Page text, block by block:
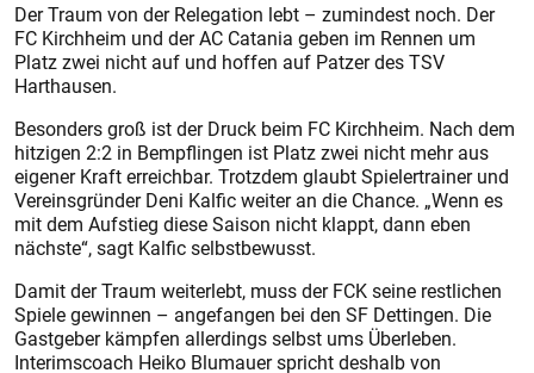
Der Traum von der Relegation lebt – zumindest noch. Der
FC Kirchheim und der AC Catania geben im Rennen um
Platz zwei nicht auf und hoffen auf Patzer des TSV
Harthausen.
Besonders groß ist der Druck beim FC Kirchheim. Nach dem
hitzigen 2:2 in Bempflingen ist Platz zwei nicht mehr aus
eigener Kraft erreichbar. Trotzdem glaubt Spielertrainer und
Vereinsgründer Deni Kalfic weiter an die Chance. „Wenn es
mit dem Aufstieg diese Saison nicht klappt, dann eben
nächste“, sagt Kalfic selbstbewusst.
Damit der Traum weiterlebt, muss der FCK seine restlichen
Spiele gewinnen – angefangen bei den SF Dettingen. Die
Gastgeber kämpfen allerdings selbst ums Überleben.
Interimscoach Heiko Blumauer spricht deshalb von